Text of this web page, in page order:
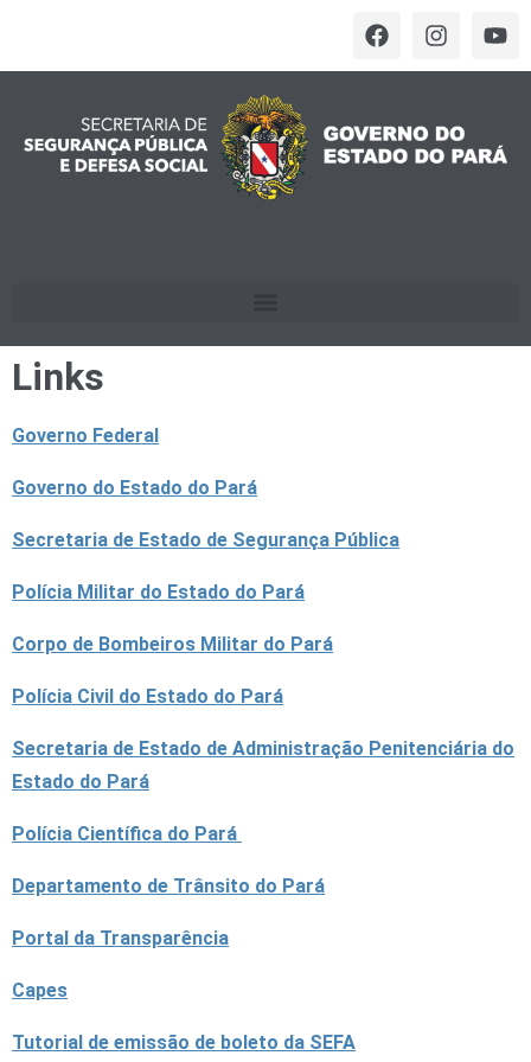
Links
Governo Federal
Governo do Estado do Pará
Secretaria de Estado de Segurança Pública
Polícia Militar do Estado do Pará
Corpo de Bombeiros Militar do Pará
Polícia Civil do Estado do Pará
Secretaria de Estado de Administração Penitenciária do
Estado do Pará
Polícia Científica do Pará
Departamento de Trânsito do Pará
Portal da Transparência
Capes
Tutorial de emissão de boleto da SEFA